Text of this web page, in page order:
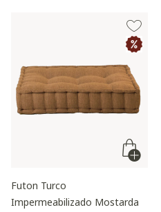
Futon Turco
Impermeabilizado Mostarda